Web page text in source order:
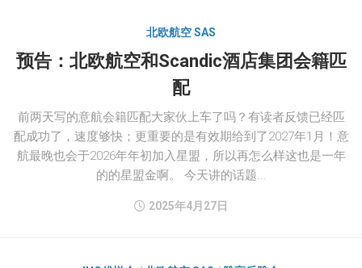
北欧航空 SAS
预告：北欧航空和Scandic酒店集团会籍匹
配
前两天写的意航会籍匹配大家伙上车了吗？有读者反馈已经匹
配成功了，速度够快；更重要的是有效期给到了2027年1月！意
航最晚也会于2026年年初加入星盟，所以再怎么样这也是一年
的的星盟金啊。 今天讲的话题...
2025年4月27日